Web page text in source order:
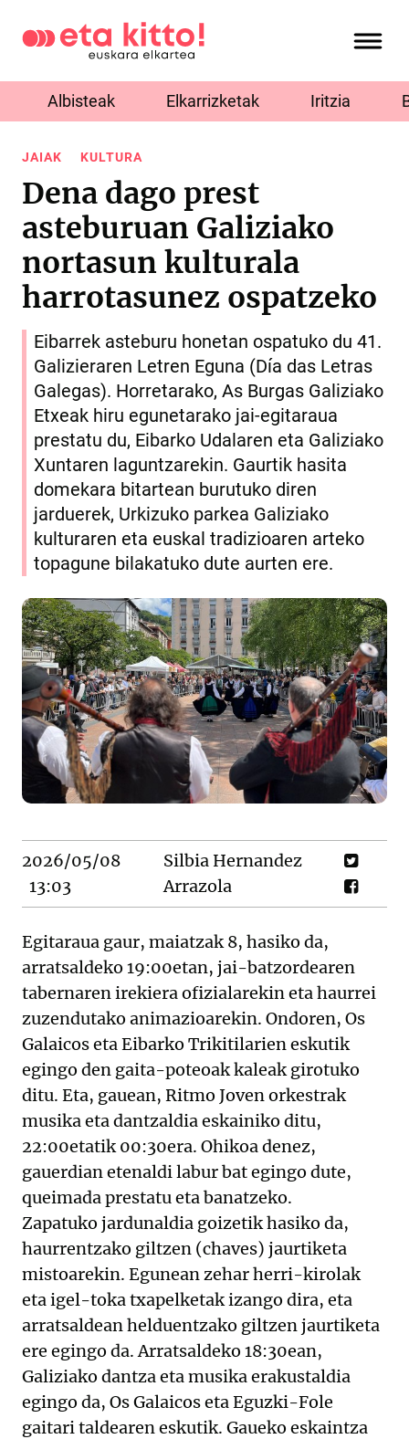
Albisteak Elkarrizketak Iritzia
JAIAK KULTURA
Dena dago prest
asteburuan Galiziako
nortasun kulturala
harrotasunez ospatzeko
Eibarrek asteburu honetan ospatuko du 41.
Galizieraren Letren Eguna (Día das Letras
Galegas). Horretarako, As Burgas Galiziako
Etxeak hiru egunetarako jai-egitaraua
prestatu du, Eibarko Udalaren eta Galiziako
Xuntaren laguntzarekin. Gaurtik hasita
domekara bitartean burutuko diren
jarduerek, Urkizuko parkea Galiziako
kulturaren eta euskal tradizioaren arteko
topagune bilakatuko dute aurten ere.
2026/05/08
13:03
Silbia Hernandez
Arrazola
Egitaraua gaur, maiatzak 8, hasiko da,
arratsaldeko 19:00etan, jai-batzordearen
tabernaren irekiera ofizialarekin eta haurrei
zuzendutako animazioarekin. Ondoren, Os
Galaicos eta Eibarko Trikitilarien eskutik
egingo den gaita-poteoak kaleak girotuko
ditu. Eta, gauean, Ritmo Joven orkestrak
musika eta dantzaldia eskainiko ditu,
22:00etatik 00:30era. Ohikoa denez,
gauerdian etenaldi labur bat egingo dute,
queimada prestatu eta banatzeko.
Zapatuko jardunaldia goizetik hasiko da,
haurrentzako giltzen (chaves) jaurtiketa
mistoarekin. Egunean zehar herri-kirolak
eta igel-toka txapelketak izango dira, eta
arratsaldean helduentzako giltzen jaurtiketa
ere egingo da. Arratsaldeko 18:30ean,
Galiziako dantza eta musika erakustaldia
egingo da, Os Galaicos eta Eguzki-Fole
gaitari taldearen eskutik. Gaueko eskaintza